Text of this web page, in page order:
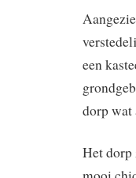
een
dorp wat
Het dorp